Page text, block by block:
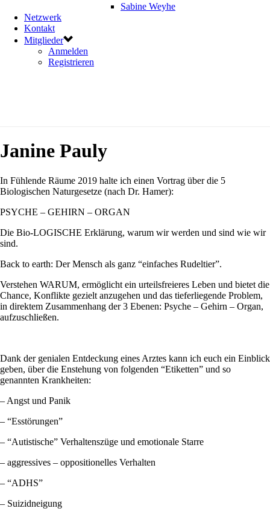
Sabine Weyhe
Netzwerk
Kontakt
Mitglieder
Anmelden
Registrieren
Janine Pauly
In Fühlende Räume 2019 halte ich einen Vortrag über die 5
Biologischen Naturgesetze (nach Dr. Hamer):
PSYCHE – GEHIRN – ORGAN
Die Bio-LOGISCHE Erklärung, warum wir werden und sind wie wir
sind.
Back to earth: Der Mensch als ganz “einfaches Rudeltier”.
Verstehen WARUM, ermöglicht ein urteilsfreieres Leben und bietet die
Chance, Konflikte gezielt anzugehen und das tieferliegende Problem,
in direktem Zusammenhang der 3 Ebenen: Psyche – Gehirn – Organ,
aufzuschließen.
Dank der genialen Entdeckung eines Arztes kann ich euch ein Einblick
geben, über die Enstehung von folgenden “Etiketten” und so
genannten Krankheiten:
– Angst und Panik
– “Esstörungen”
– “Autistische” Verhaltenszüge und emotionale Starre
– aggressives – oppositionelles Verhalten
– “ADHS”
– Suizidneigung